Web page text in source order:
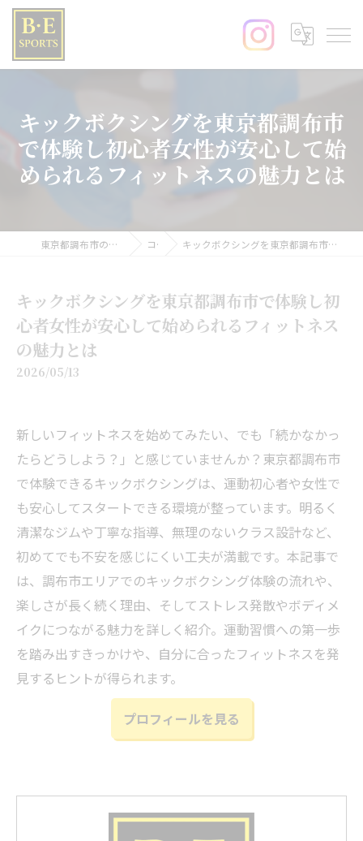
キックボクシングを東京都調布市
で体験し初心者女性が安心して始
められるフィットネスの魅力とは
東京都調布市のキックボクシングならB･E SPORTS コラム キックボクシングを東京都調布市で体験し初心者女性が安心して始められるフィットネスの魅力とは
キックボクシングを東京都調布市で体験し初
心者女性が安心して始められるフィットネス
の魅力とは
2026/05/13
新しいフィットネスを始めてみたい、でも「続かなかっ
たらどうしよう？」と感じていませんか？東京都調布市
で体験できるキックボクシングは、運動初心者や女性で
も安心してスタートできる環境が整っています。明るく
清潔なジムや丁寧な指導、無理のないクラス設計など、
初めてでも不安を感じにくい工夫が満載です。本記事で
は、調布市エリアでのキックボクシング体験の流れや、
楽しさが長く続く理由、そしてストレス発散やボディメ
イクにつながる魅力を詳しく紹介。運動習慣への第一歩
を踏み出すきっかけや、自分に合ったフィットネスを発
見するヒントが得られます。
プロフィールを見る